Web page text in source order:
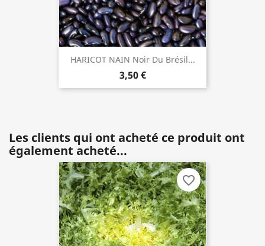
HARICOT NAIN Noir Du Brésil...
3,50 €
Les clients qui ont acheté ce produit ont
également acheté...
favorite_border